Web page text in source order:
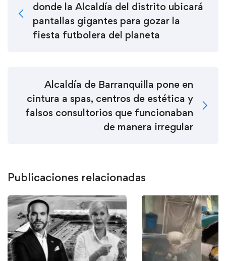
donde la Alcaldía del distrito ubicará
pantallas gigantes para gozar la
fiesta futbolera del planeta
Alcaldía de Barranquilla pone en
cintura a spas, centros de estética y
falsos consultorios que funcionaban
de manera irregular
Publicaciones relacionadas